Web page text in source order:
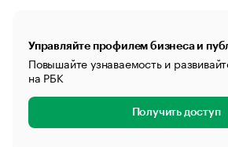
Управляйте профилем бизнеса и
Повышайте узнаваемость и
на РБК
Получить доступ